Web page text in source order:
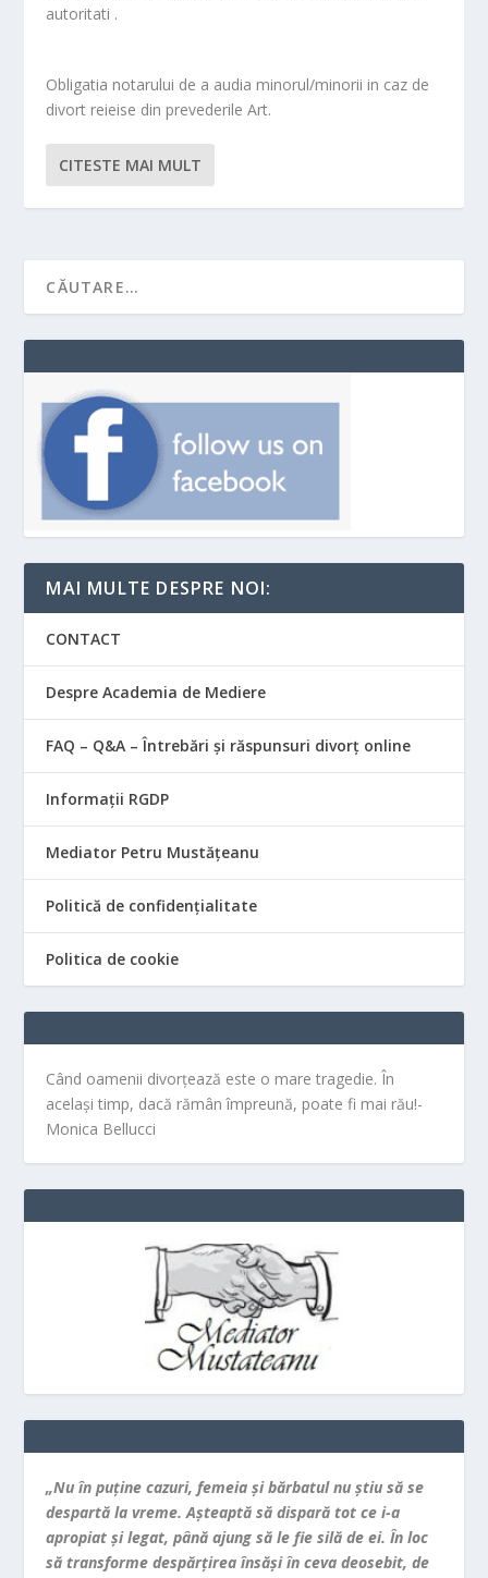
autoritati .
Obligatia notarului de a audia minorul/minorii in caz de
divort reieise din prevederile Art.
CITESTE MAI MULT
MAI MULTE DESPRE NOI:
CONTACT
Despre Academia de Mediere
FAQ – Q&A – Întrebări și răspunsuri divorț online
Informații RGDP
Mediator Petru Mustățeanu
Politică de confidențialitate
Politica de cookie
Când oamenii divorțează este o mare tragedie. În
același timp, dacă rămân împreună, poate fi mai rău!-
Monica Bellucci
„Nu în puţine cazuri, femeia şi bărbatul nu ştiu să se
despartă la vreme. Aşteaptă să dispară tot ce i-a
apropiat şi legat, până ajung să le fie silă de ei. În loc
să transforme despărţirea însăşi în ceva deosebit, de